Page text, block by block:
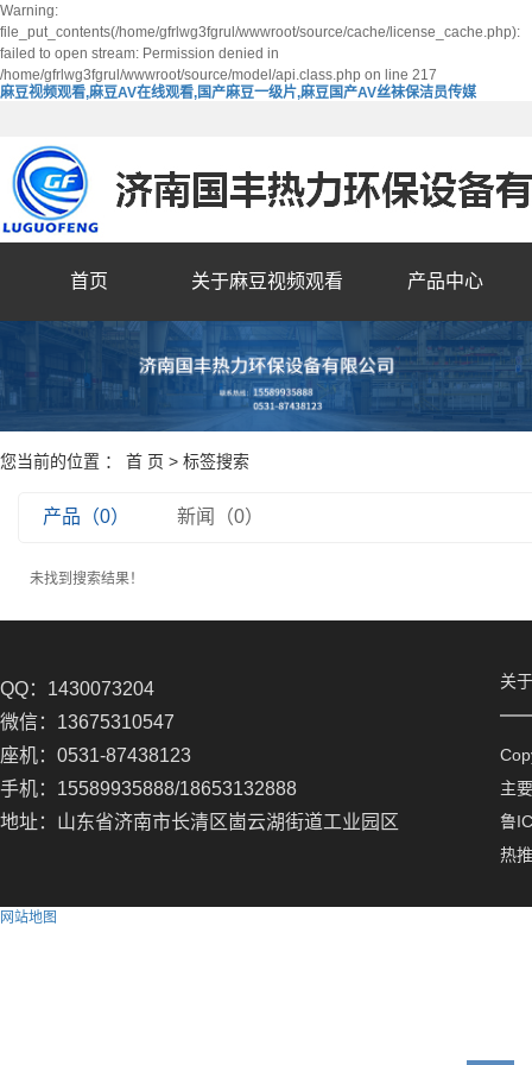
Warning:
file_put_contents(/home/gfrlwg3fgrul/wwwroot/source/cache/license_cache.php):
failed to open stream: Permission denied in
/home/gfrlwg3fgrul/wwwroot/source/model/api.class.php on line 217
麻豆视频观看,麻豆AV在线观看,国产麻豆一级片,麻豆国产AV丝袜保洁员传媒
首页 关于麻豆视频观看 产品中心
您当前的位置 ： 首 页 > 标签搜索
产品（0） 新闻（0）
未找到搜索结果！
QQ：1430073204
微信：13675310547
座机：0531-87438123
手机：15589935888/18653132888
地址：山东省济南市长清区崮云湖街道工业园区
关
主
鲁
热
网站地图